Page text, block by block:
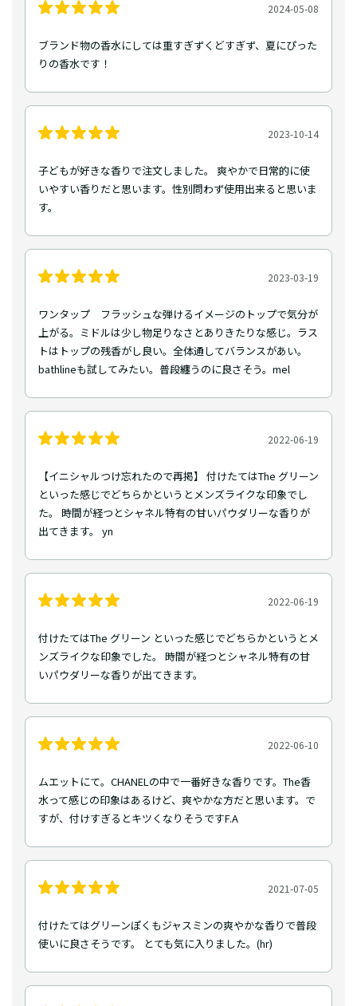
2024-05-08
ブランド物の香水にしては重すぎずくどすぎず、夏にぴった
りの香水です！
2023-10-14
子どもが好きな香りで注文しました。 爽やかで日常的に使
いやすい香りだと思います。性別問わず使用出来ると思いま
す。
2023-03-19
ワンタップ フラッシュな弾けるイメージのトップで気分が
上がる。ミドルは少し物足りなさとありきたりな感じ。ラス
トはトップの残香がし良い。全体通してバランスがあい。
bathlineも試してみたい。普段纏うのに良さそう。mel
2022-06-19
【イニシャルつけ忘れたので再掲】 付けたてはThe グリーン
といった感じでどちらかというとメンズライクな印象でし
た。 時間が経つとシャネル特有の甘いパウダリーな香りが
出てきます。 yn
2022-06-19
付けたてはThe グリーン といった感じでどちらかというとメ
ンズライクな印象でした。 時間が経つとシャネル特有の甘
いパウダリーな香りが出てきます。
2022-06-10
ムエットにて。CHANELの中で一番好きな香りです。The香
水って感じの印象はあるけど、爽やかな方だと思います。で
すが、付けすぎるとキツくなりそうですF.A
2021-07-05
付けたてはグリーンぽくもジャスミンの爽やかな香りで普段
使いに良さそうです。 とても気に入りました。(hr)